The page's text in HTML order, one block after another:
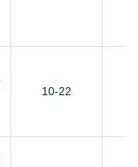
10-22